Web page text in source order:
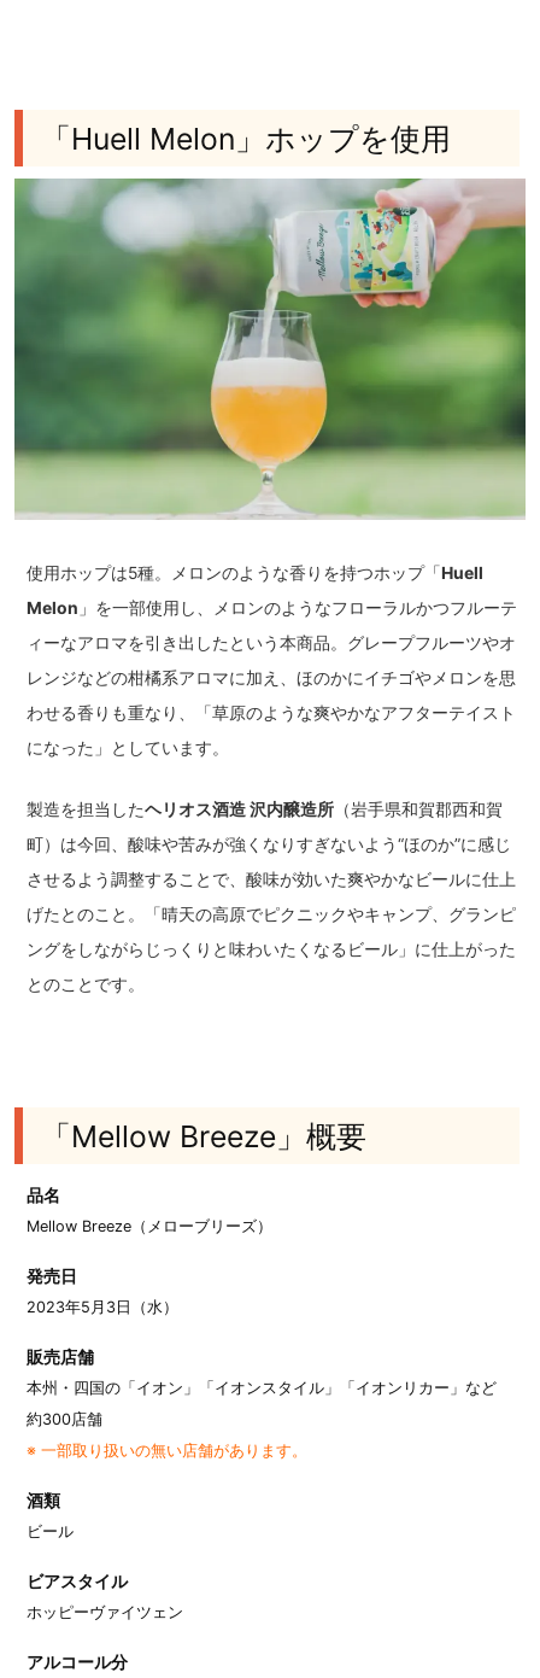
「Huell Melon」ホップを使用
使用ホップは5種。メロンのような香りを持つホップ「Huell
Melon 」を一部使用し、メロンのようなフローラルかつフルーテ
ィーなアロマを引き出したという本商品。グレープフルーツやオ
レンジなどの柑橘系アロマに加え、ほのかにイチゴやメロンを思
わせる香りも重なり、「草原のような爽やかなアフターテイスト
になった」としています。
製造を担当したヘリオス酒造 沢内醸造所 （岩手県和賀郡西和賀
町）は今回、酸味や苦みが強くなりすぎないよう“ほのか”に感じ
させるよう調整することで、酸味が効いた爽やかなビールに仕上
げたとのこと。「晴天の高原でピクニックやキャンプ、グランピ
ングをしながらじっくりと味わいたくなるビール」に仕上がった
とのことです。
「Mellow Breeze」概要
品名
Mellow Breeze（メローブリーズ）
発売日
2023年5月3日（水）
販売店舗
本州・四国の「イオン」「イオンスタイル」「イオンリカー」など
約300店舗
※ 一部取り扱いの無い店舗があります。
酒類
ビール
ビアスタイル
ホッピーヴァイツェン
アルコール分